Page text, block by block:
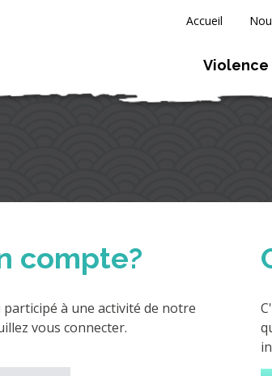
Accueil
compte?
à une activité de notre
vous connecter.